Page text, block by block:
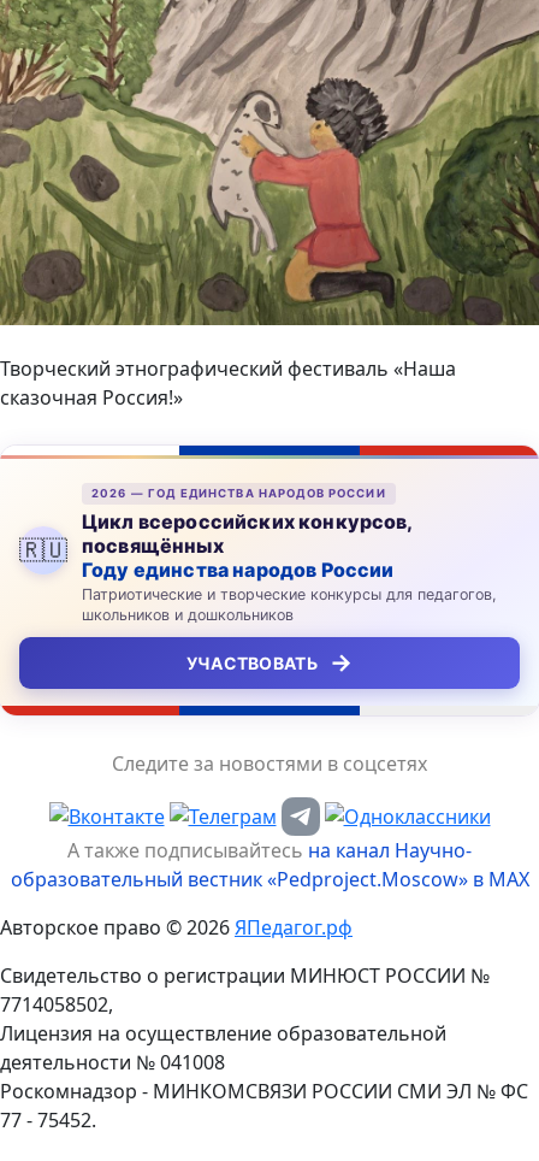
Творческий этнографический фестиваль «Наша
сказочная Россия!»
🇷🇺
2026 — ГОД ЕДИНСТВА НАРОДОВ РОССИИ
Цикл всероссийских конкурсов,
посвящённых
Году единства народов России
Патриотические и творческие конкурсы для педагогов,
школьников и дошкольников
УЧАСТВОВАТЬ →
Следите за новостями в соцсетях
А также подписывайтесь на канал Научно-
образовательный вестник «Pedproject.Moscow» в MAX
Авторское право © 2026ЯПедагог.рф
Свидетельство о регистрации МИНЮСТ РОССИИ №
7714058502,
Лицензия на осуществление образовательной
деятельности № 041008
Роскомнадзор - МИНКОМСВЯЗИ РОССИИ СМИ ЭЛ № ФС
77 - 75452.